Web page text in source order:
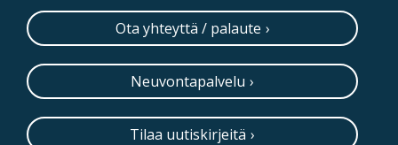
Ota yhteyttä / palaute
Neuvontapalvelu
Tilaa uutiskirjeitä